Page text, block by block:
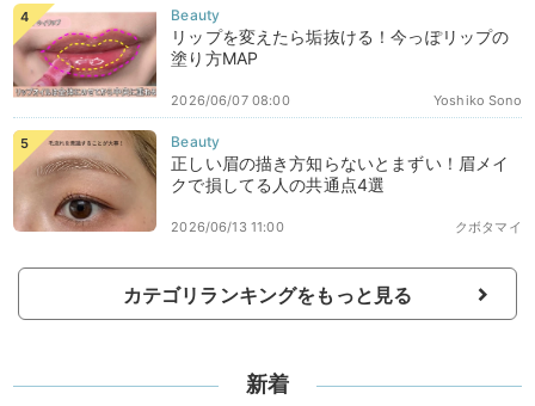
リップを変えたら垢抜ける！今っぽリップの
塗り方MAP
Yoshiko Sono
2026/06/07 08:00
正しい眉の描き方知らないとまずい！眉メイ
クで損してる人の共通点4選
クボタマイ
2026/06/13 11:00
カテゴリランキングをもっと見る
新着